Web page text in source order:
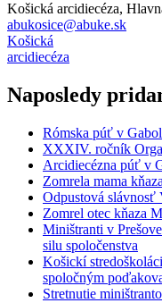
Košická arcidiecéza,
abukosice@abuke.sk
Košická
arcidiecéza
Naposledy
Rómska púť v
XXXIV. ročník
Arcidiecézna púť v
Zomrela mama
Odpustová slávnosť
Zomrel otec kňaza
Miništranti v
silu spoločenstva
Košickí
spoločným
Stretnutie